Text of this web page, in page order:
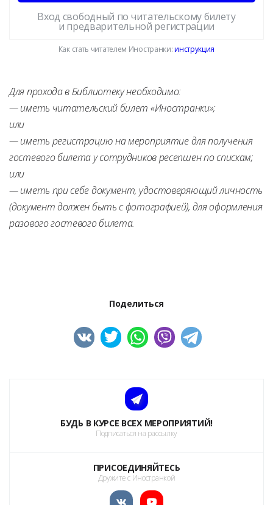
Вход свободный по читательскому билету
и предварительной регистрации
Как стать читателем Иностранки:инструкция
Для прохода в Библиотеку необходимо:
— иметь читательский билет «Иностранки»;
или
— иметь регистрацию на мероприятие для получения
гостевого билета у сотрудников ресепшен по спискам;
или
— иметь при себе документ, удостоверяющий личность
(документ должен быть с фотографией), для оформления
разового гостевого билета.
Поделиться
БУДЬ В КУРСЕ ВСЕХ МЕРОПРИЯТИЙ!
Подписаться на рассылку
ПРИСОЕДИНЯЙТЕСЬ
Дружите с Иностранкой